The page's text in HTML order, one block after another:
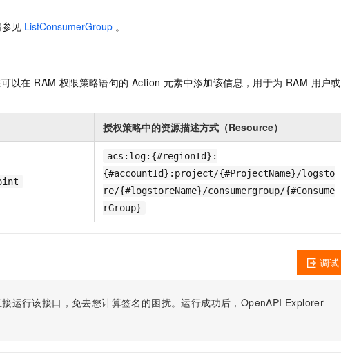
见 ListConsumerGroup 。
以在 RAM 权限策略语句的 Action 元素中添加该信息，用于为 RAM 用户或
授权策略中的资源描述方式（Resource）
acs:log:{#regionId}:
{#accountId}:project/{#ProjectName}/logsto
re/{#logstoreName}/consumergroup/{#Consume
rGroup}
运行该接口，免去您计算签名的困扰。运行成功后，OpenAPI Explorer
调试
AI 应用构建
大模型服务平台百炼-智能体
AI Native 的算法工程平台，一站式完成建模、训练、推理服务部署
万有无界
秒悟
从文本、图片、视频中提取结构化的属性信息
超强辅助，Bolt.diy 一步搞定创意建站
CRM
模板小程序
APP 开发
建站系统